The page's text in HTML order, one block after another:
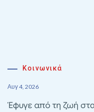
Κοινωνικά
Αυγ 4, 2026
Έφυγε από τη ζωή